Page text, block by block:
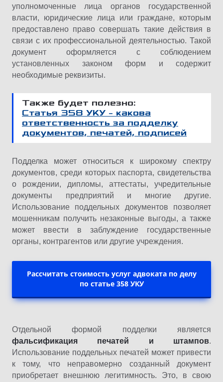
уполномоченные лица органов государственной
власти, юридические лица или граждане, которым
предоставлено право совершать такие действия в
связи с их профессиональной деятельностью. Такой
документ оформляется с соблюдением
установленных законом форм и содержит
необходимые реквизиты.
Также будет полезно:
Статья 358 УКУ – какова
ответственность за подделку
документов, печатей, подписей
Подделка может относиться к широкому спектру
документов, среди которых паспорта, свидетельства
о рождении, дипломы, аттестаты, учредительные
документы предприятий и многие другие.
Использование поддельных документов позволяет
мошенникам получить незаконные выгоды, а также
может ввести в заблуждение государственные
органы, контрагентов или другие учреждения.
Рассчитать стоимость услуг адвоката по делу
по статье 358 УКУ
Отдельной формой подделки является
фальсификация печатей и штампов.
Использование поддельных печатей может привести
к тому, что неправомерно созданный документ
приобретает внешнюю легитимность. Это, в свою